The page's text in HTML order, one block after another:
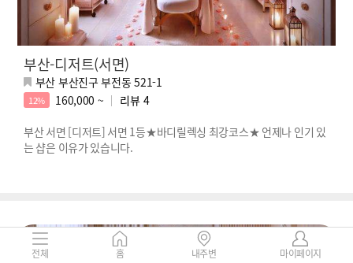
부산-디저트(서면)
부산 부산진구 부전동 521-1
12% 160,000 ~ 리뷰 4
부산 서면 [디저트] 서면 1등★바디릴렉싱 최강코스★ 언제나 인기 있
는 샵은 이유가 있습니다.
전체 홈 내주변 마이페이지